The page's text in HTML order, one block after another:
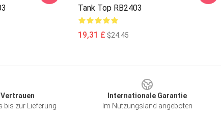
Tank Top RB2403
19,31 £ $24.45
bis zur Lieferung
Internationale Garantie
Im Nutzungsland angeboten